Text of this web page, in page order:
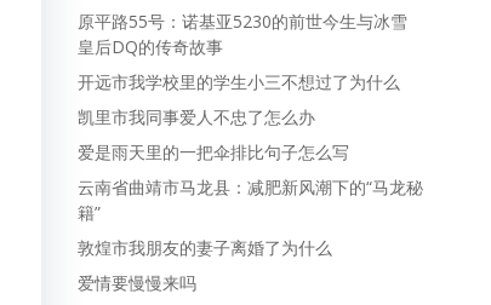
原平路55号：诺基亚5230的前世今生与冰雪
皇后DQ的传奇故事
开远市我学校里的学生小三不想过了为什么
凯里市我同事爱人不忠了怎么办
爱是雨天里的一把伞排比句子怎么写
云南省曲靖市马龙县：减肥新风潮下的“马龙秘
籍”
敦煌市我朋友的妻子离婚了为什么
爱情要慢慢来吗